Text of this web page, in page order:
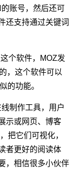
账号，然后还可
还支持通过关键词
个软件，MOZ发
，这个软件可以
的功能。
制作工具，用户
示或网页、博客
把它们可视化，
者更好的阅读体
，相信很多小伙伴